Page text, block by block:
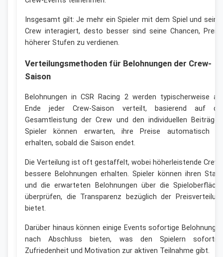
Insgesamt gilt: Je mehr ein Spieler mit dem Spiel und
Crew interagiert, desto besser sind seine Chancen,
höherer Stufen zu verdienen.
Verteilungsmethoden für Belohnungen der Crew-
Saison
Belohnungen in CSR Racing 2 werden typischerweise
Ende jeder Crew-Saison verteilt, basierend auf
Gesamtleistung der Crew und den individuellen
Spieler können erwarten, ihre Preise automatisch
erhalten, sobald die Saison endet.
Die Verteilung ist oft gestaffelt, wobei höherleistende
bessere Belohnungen erhalten. Spieler können ihren
und die erwarteten Belohnungen über die
überprüfen, die Transparenz bezüglich der
bietet.
Darüber hinaus können einige Events sofortige
nach Abschluss bieten, was den Spielern
Zufriedenheit und Motivation zur aktiven Teilnahme gibt.